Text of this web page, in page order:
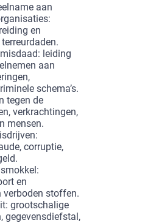
aan
en
leiding
aan
schema’s.
tegen de
verkrachtingen,
mensen.
corruptie,
en
verboden stoffen.
grootschalige
gegevensdiefstal,